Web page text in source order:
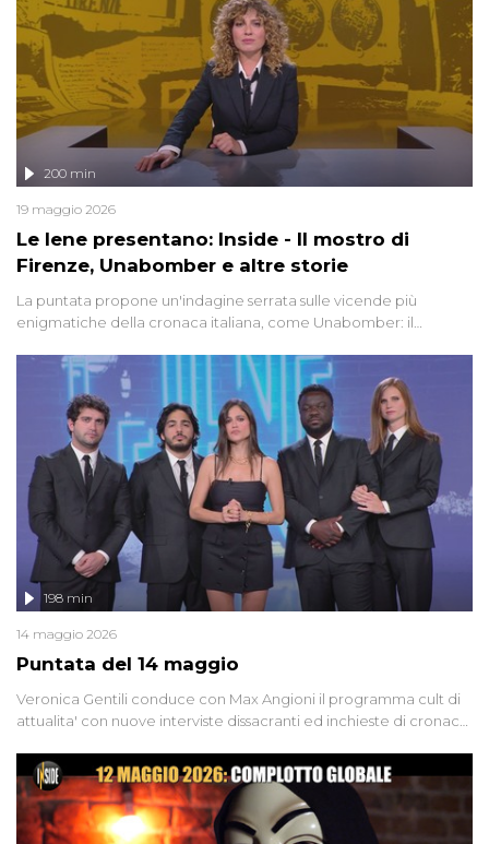
Le Iene presentano: Inside - Il mostro di
Firenze, Unabomber e altre storie
200 min
19 maggio 2026
La puntata propone un'indagine serrata sulle vicende più
enigmatiche della cronaca italiana, come Unabomber: il
'90 e il 2000 che, inquietantemente, potrebbe essere ancora in
libertà. Lo speciale affronta inoltre le zone d'ombra sul Mostro di
Firenze, le cui responsabilità appaiono ancora oggi avvolte in un
groviglio di dubbi mai chiariti. Nel corso dello speciale anche
l'intervista inedita a Olindo Romano, realizzata ne...
Puntata del 14 maggio
198 min
14 maggio 2026
Veronica Gentili conduce con Max Angioni il programma cult di
attualita' con nuove interviste dissacranti ed inchieste di cronaca